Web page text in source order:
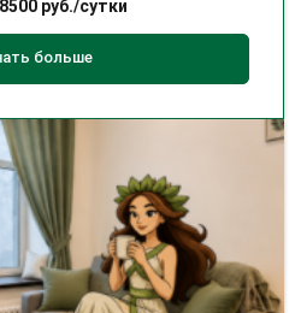
8500руб./сутки
больше